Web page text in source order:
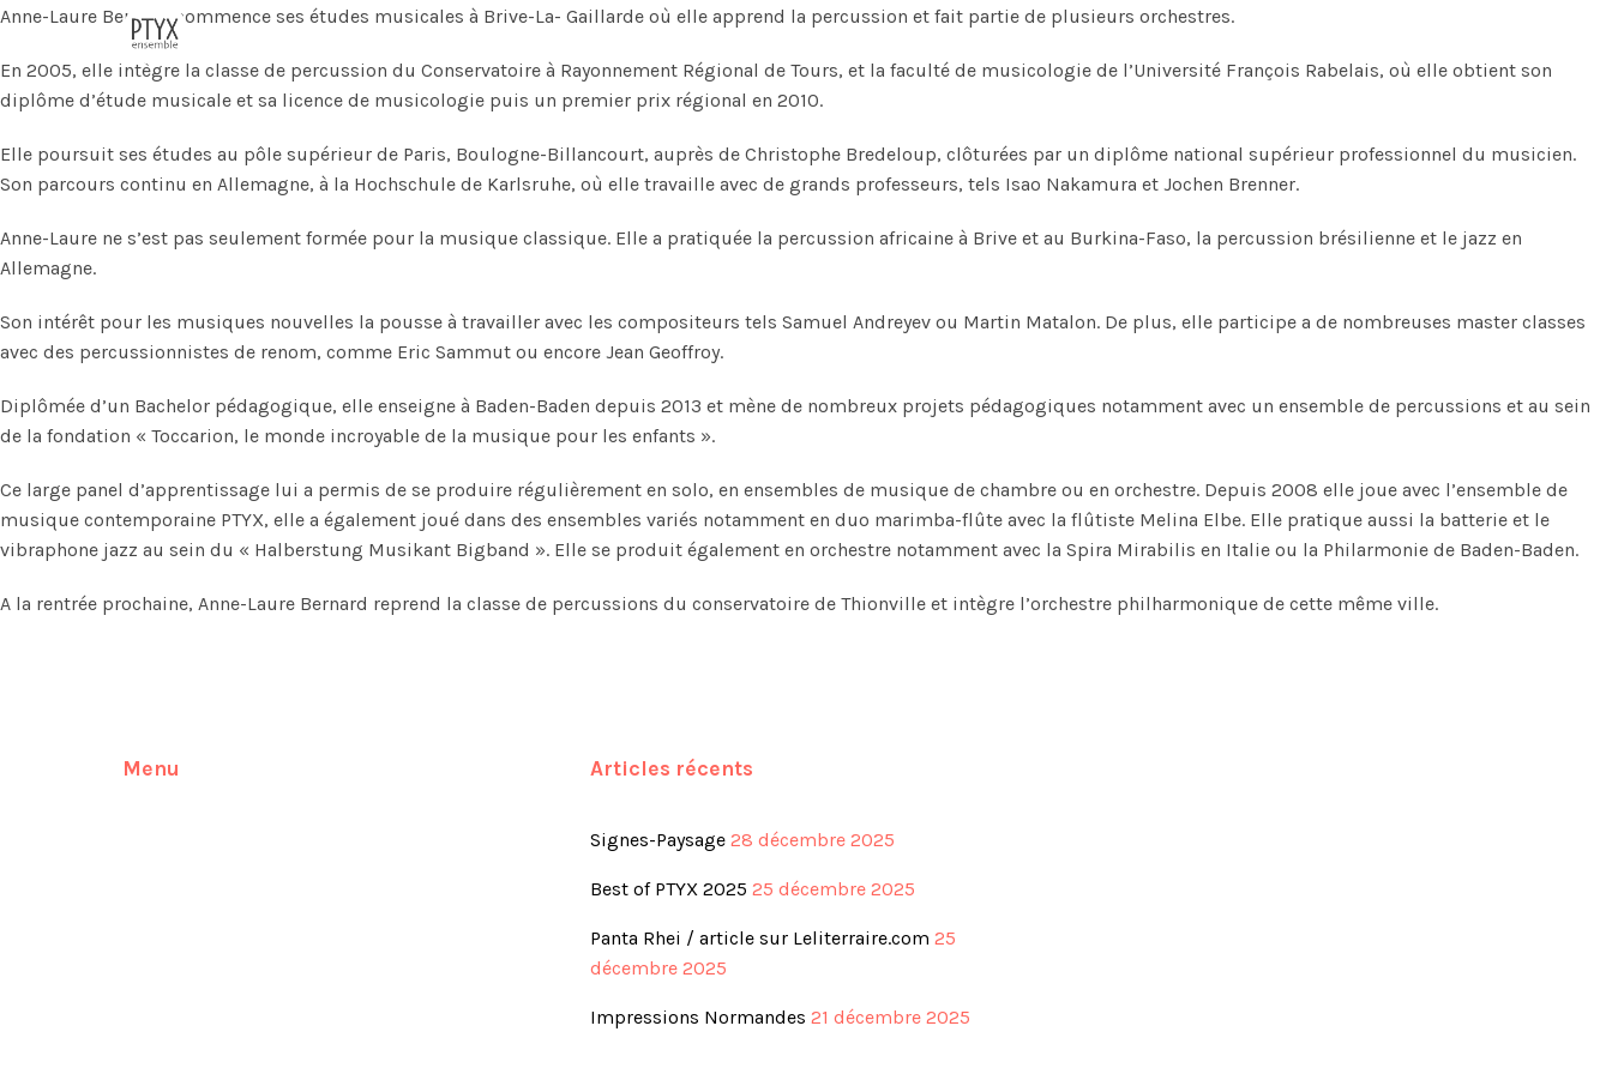
Anne-Laure Bernard commence ses études musicales à Brive-La- Gaillarde où elle apprend la percussion et fait partie de plusieurs orchestres.
En 2005, elle intègre la classe de percussion du Conservatoire à Rayonnement Régional de Tours, et la faculté de musicologie de l’Université François Rabelais, où elle obtient son
diplôme d’étude musicale et sa licence de musicologie puis un premier prix régional en 2010.
Elle poursuit ses études au pôle supérieur de Paris, Boulogne-Billancourt, auprès de Christophe Bredeloup, clôturées par un diplôme national supérieur professionnel du musicien.
Son parcours continu en Allemagne, à la Hochschule de Karlsruhe, où elle travaille avec de grands professeurs, tels Isao Nakamura et Jochen Brenner.
Anne-Laure ne s’est pas seulement formée pour la musique classique. Elle a pratiquée la percussion africaine à Brive et au Burkina-Faso, la percussion brésilienne et le jazz en
Allemagne.
Son intérêt pour les musiques nouvelles la pousse à travailler avec les compositeurs tels Samuel Andreyev ou Martin Matalon. De plus, elle participe a de nombreuses master classes
avec des percussionnistes de renom, comme Eric Sammut ou encore Jean Geoffroy.
Diplômée d’un Bachelor pédagogique, elle enseigne à Baden-Baden depuis 2013 et mène de nombreux projets pédagogiques notamment avec un ensemble de percussions et au sein
de la fondation « Toccarion, le monde incroyable de la musique pour les enfants ».
Ce large panel d’apprentissage lui a permis de se produire régulièrement en solo, en ensembles de musique de chambre ou en orchestre. Depuis 2008 elle joue avec l’ensemble de
musique contemporaine PTYX, elle a également joué dans des ensembles variés notamment en duo marimba-flûte avec la flûtiste Melina Elbe. Elle pratique aussi la batterie et le
vibraphone jazz au sein du « Halberstung Musikant Bigband ». Elle se produit également en orchestre notamment avec la Spira Mirabilis en Italie ou la Philarmonie de Baden-Baden.
A la rentrée prochaine, Anne-Laure Bernard reprend la classe de percussions du conservatoire de Thionville et intègre l’orchestre philharmonique de cette même ville.
Menu Articles récents
Signes-Paysage 28 décembre 2025
Best of PTYX 2025 25 décembre 2025
Panta Rhei / article sur Leliterraire.com 25
décembre 2025
Impressions Normandes 21 décembre 2025